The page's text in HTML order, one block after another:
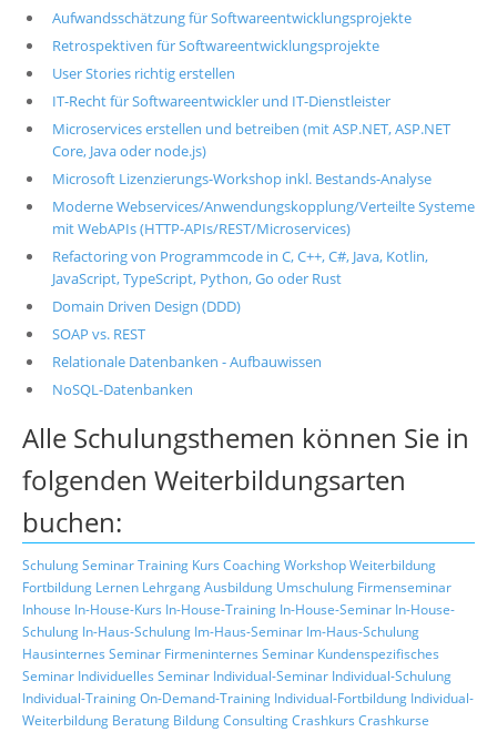
Aufwandsschätzung für Softwareentwicklungsprojekte
Retrospektiven für Softwareentwicklungsprojekte
User Stories richtig erstellen
IT-Recht für Softwareentwickler und IT-Dienstleister
Microservices erstellen und betreiben (mit ASP.NET, ASP.NET
Core, Java oder node.js)
Microsoft Lizenzierungs-Workshop inkl. Bestands-Analyse
Moderne Webservices/Anwendungskopplung/Verteilte Systeme
mit WebAPIs (HTTP-APIs/REST/Microservices)
Refactoring von Programmcode in C, C++, C#, Java, Kotlin,
JavaScript, TypeScript, Python, Go oder Rust
Domain Driven Design (DDD)
SOAP vs. REST
Relationale Datenbanken - Aufbauwissen
NoSQL-Datenbanken
Alle Schulungsthemen können Sie in
folgenden Weiterbildungsarten
buchen:
SchulungSeminarTraining Kurs CoachingWorkshopWeiterbildung
Fortbildung Lernen LehrgangAusbildung Umschulung Firmenseminar
Inhouse In-House-Kurs In-House-Training In-House-Seminar In-House-
Schulung In-Haus-Schulung Im-Haus-Seminar Im-Haus-Schulung
Hausinternes Seminar Firmeninternes Seminar Kundenspezifisches
Seminar Individuelles Seminar Individual-Seminar Individual-Schulung
Individual-TrainingOn-Demand-Training Individual-Fortbildung Individual-
Weiterbildung Beratung BildungConsultingCrashkurs Crashkurse